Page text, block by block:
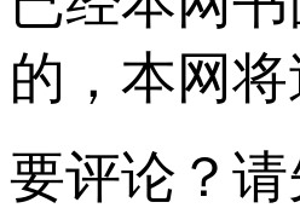
的，本网
要评论？请